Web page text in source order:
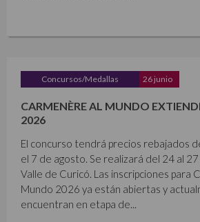
Concursos/Medallas 26 junio
CARMENÈRE AL MUNDO
2026
El concurso tendrá precios rebajados
el 7 de agosto. Se realizará del 24 al
Valle de Curicó. Las inscripciones para
Mundo 2026 ya están abiertas y
encuentran en etapa de...